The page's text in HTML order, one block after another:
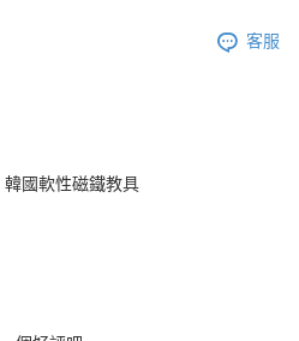
客服
國軟性磁鐵教具